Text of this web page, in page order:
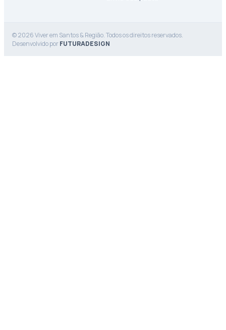
© 2026 Viver em Santos & Região. Todos os direitos reservados.
Desenvolvido porFUTURADESIGN